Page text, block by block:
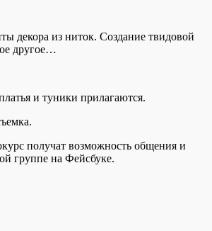
декора из ниток. Создание твидовой
другое…
и туники прилагаются.
получат возможность общения и
группе на Фейсбуке.